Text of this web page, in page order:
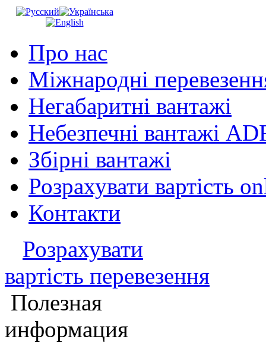
Про нас
Міжнародні
Негабаритні вантажі
Небезпечні вантажі
Збірні вантажі
Розрахувати вартість
Контакти
Розрахувати
вартість перевезення
Полезная
информация